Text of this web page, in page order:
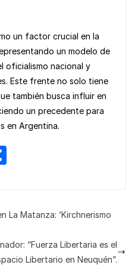
un factor crucial en la
un modelo de
oficialismo nacional y
Este frente no solo tiene
también busca influir en
un precedente para
en Argentina.
e
La Matanza: ‘Kirchnerismo
“Fuerza Libertaria es el
Libertario en Neuquén”.